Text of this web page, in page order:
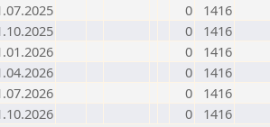
0
1416
0
1416
0
1416
0
1416
0
1416
0 1416